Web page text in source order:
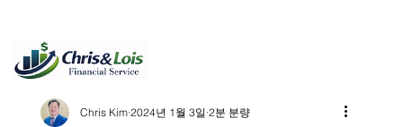
Chris Kim 2024년 1월 3일 2분 분량